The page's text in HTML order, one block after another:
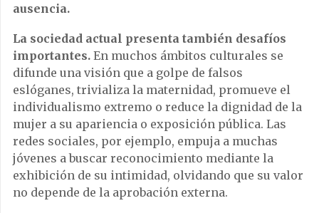
ausencia.
La sociedad actual presenta también desafíos
importantes. En muchos ámbitos culturales se
difunde una visión que a golpe de falsos
eslóganes, trivializa la maternidad, promueve el
individualismo extremo o reduce la dignidad de la
mujer a su apariencia o exposición pública. Las
redes sociales, por ejemplo, empuja a muchas
jóvenes a buscar reconocimiento mediante la
exhibición de su intimidad, olvidando que su valor
no depende de la aprobación externa.